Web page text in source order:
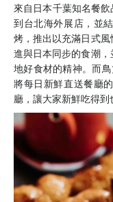
來自日本千葉知名餐
到台北海外展店，並
烤，推出以充滿日式
進與日本同步的食潮
地好食材的精神。而
將每日新鮮直送餐廳
廳，讓大家新鮮吃得到